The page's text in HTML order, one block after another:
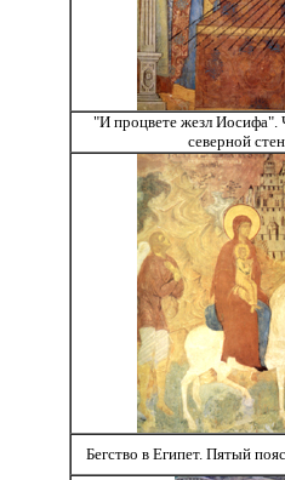
"И процвете жезл Иосифа".
северной
Бегство в Египет. Пятый